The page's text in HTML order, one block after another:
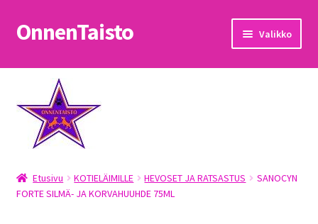
Siirry
navigointiin
Siirry
sisältöön
OnnenTaisto Valikko
Etusivu
Kassa
Oma tili
OnnenTaisto
Etusivu KOTIELÄIMILLE HEVOSET JA RATSASTUS
SANOCYN
FORTE SILMÄ- JA KORVAHUUHDE 75ML